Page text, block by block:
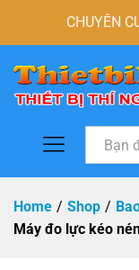
CHUYÊN
Home / Shop /
Máy đo lực kéo